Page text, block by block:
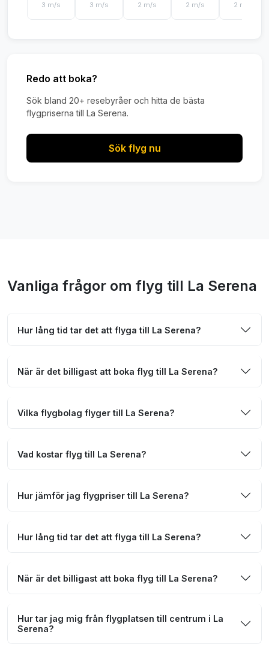
3 m/s 3 m/s 2 m/s 2 m/s 2 m/s
Redo att boka?
Sök bland 20+ resebyråer och hitta de bästa
flygpriserna till La Serena.
Sök flyg nu
Vanliga frågor om flyg till La Serena
Hur lång tid tar det att flyga till La Serena?
När är det billigast att boka flyg till La Serena?
Vilka flygbolag flyger till La Serena?
Vad kostar flyg till La Serena?
Hur jämför jag flygpriser till La Serena?
Hur lång tid tar det att flyga till La Serena?
När är det billigast att boka flyg till La Serena?
Hur tar jag mig från flygplatsen till centrum i La
Serena?